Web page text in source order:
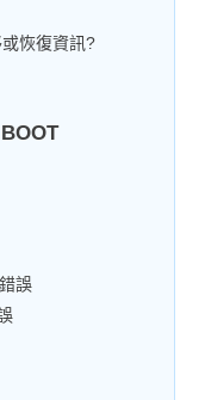
恢復資訊?
誤